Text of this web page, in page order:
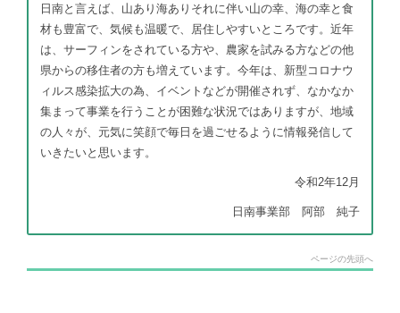
日南と言えば、山あり海ありそれに伴い山の幸、海の幸と食
材も豊富で、気候も温暖で、居住しやすいところです。近年
は、サーフィンをされている方や、農家を試みる方などの他
県からの移住者の方も増えています。今年は、新型コロナウ
ィルス感染拡大の為、イベントなどが開催されず、なかなか
集まって事業を行うことが困難な状況ではありますが、地域
の人々が、元気に笑顔で毎日を過ごせるように情報発信して
いきたいと思います。
令和2年12月
日南事業部 阿部 純子
ページの先頭へ